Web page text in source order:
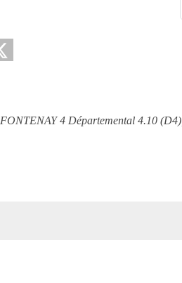
FONTENAY 4 Départemental 4.10 (D4)